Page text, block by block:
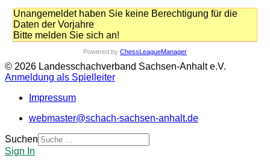
Unangemeldet haben Sie keine Berechtigung für die
Daten der Vorjahre
Bitte melden Sie sich an!
Powered by ChessLeagueManager
© 2026 Landesschachverband Sachsen-Anhalt e.V.
Anmeldung als Spielleiter
Impressum
webmaster@schach-sachsen-anhalt.de
Suchen
Sign In